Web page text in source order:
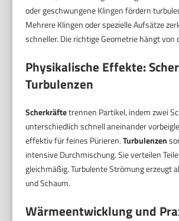
oder geschwungene Klingen fördern
Mehrere Klingen oder spezielle Aufsätze
schneller. Die richtige Geometrie hängt von
Physikalische Effekte:
Turbulenzen
Scherkräftetrennen Partikel, indem zwei
unterschiedlich schnell aneinander
effektiv für feines Pürieren.Turbulenzen
intensive Durchmischung. Sie verteilen
gleichmäßig. Turbulente Strömung erzeugt
und Schaum.
Wärmeentwicklung und